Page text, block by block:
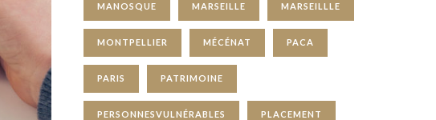
MANOSQUE MARSEILLE MARSEILLLE
MONTPELLIER MÉCÉNAT PACA
PARIS PATRIMOINE
PERSONNESVULNÉRABLES PLACEMENT